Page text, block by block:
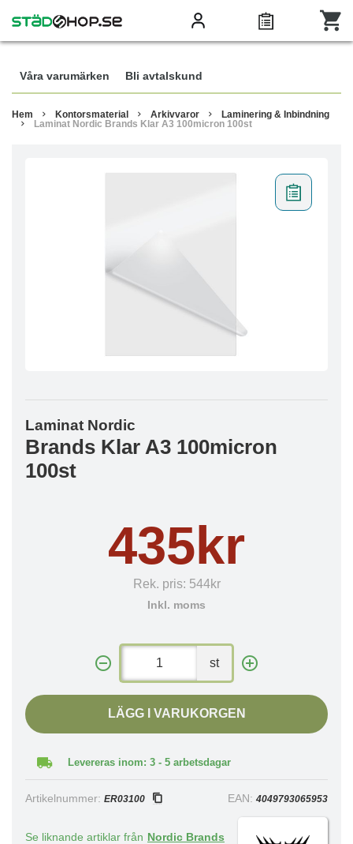
Våra varumärken Bli avtalskund
Hem Kontorsmaterial Arkivvaror
Laminering & Inbindning
Laminat Nordic Brands Klar A3 100micron 100st
Laminat Nordic
Brands Klar A3 100micron
100st
435kr
Rek. pris: 544kr
Inkl. moms
st
LÄGG I VARUKORGEN
Levereras inom: 3 - 5 arbetsdagar
Artikelnummer: ER03100 EAN: 4049793065953
Se liknande artiklar från Nordic Brands